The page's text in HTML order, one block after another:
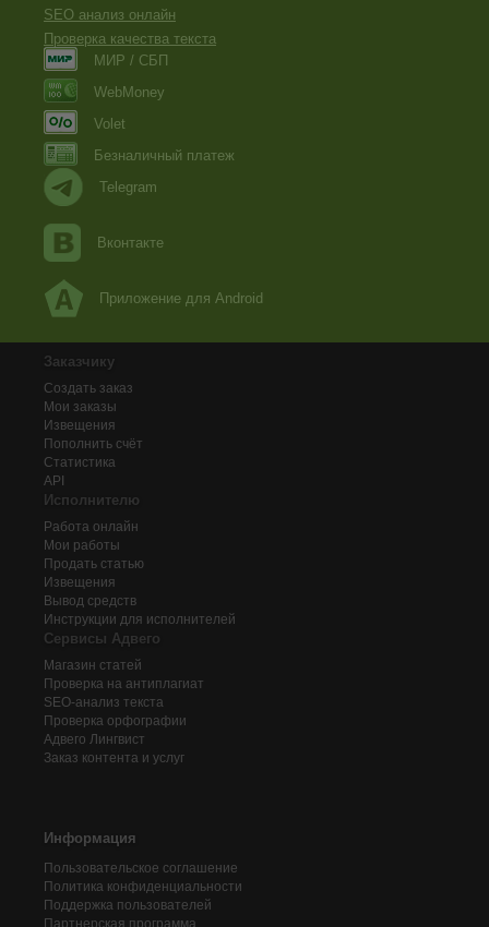
SEO анализ онлайн
Проверка качества текста
МИР / СБП
WebMoney
Volet
Безналичный платеж
Telegram
Вконтакте
Приложение для Android
Заказчику
Создать заказ
Мои заказы
Извещения
Пополнить счёт
Статистика
API
Исполнителю
Работа онлайн
Мои работы
Продать статью
Извещения
Вывод средств
Инструкции для исполнителей
Сервисы Адвего
Магазин статей
Проверка на антиплагиат
SEO-анализ текста
Проверка орфографии
Адвего Лингвист
Заказ контента и услуг
Информация
Пользовательское соглашение
Политика конфиденциальности
Поддержка пользователей
Партнерская программа